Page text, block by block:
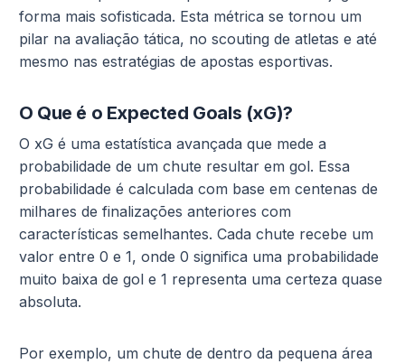
forma mais sofisticada. Esta métrica se tornou um
pilar na avaliação tática, no scouting de atletas e até
mesmo nas estratégias de apostas esportivas.
O Que é o Expected Goals (xG)?
O xG é uma estatística avançada que mede a
probabilidade de um chute resultar em gol. Essa
probabilidade é calculada com base em centenas de
milhares de finalizações anteriores com
características semelhantes. Cada chute recebe um
valor entre 0 e 1, onde 0 significa uma probabilidade
muito baixa de gol e 1 representa uma certeza quase
absoluta.
Por exemplo, um chute de dentro da pequena área